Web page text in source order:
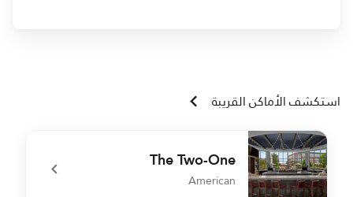
استكشف الأماكن القريبة
The Two-One
American